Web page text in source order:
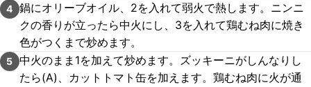
4 鍋にオリーブオイル、2を入れて弱火で熱します。ニンニ
クの香りが立ったら中火にし、3を入れて鶏むね肉に焼き
色がつくまで炒めます。
5 中火のまま1を加えて炒めます。ズッキーニがしんなりし
たら(A)、カットトマト缶を加えます。鶏むね肉に火が通